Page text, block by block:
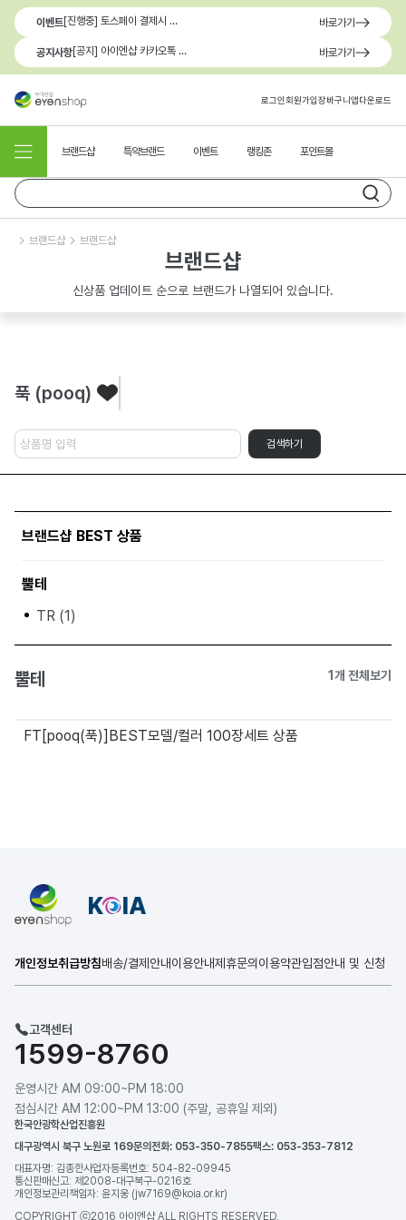
이벤트 [진행중] 토스페이 결제시 최대 1.3만원 혜택 바로가기
공지사항 [공지] 아이엔샵 카카오톡 1:1 문의 채널 이용 안내 바로가기
로그인회원가입장바구니앱다운로드
브랜드샵 특약브랜드 이벤트 랭킹존 포인트몰
브랜드샵 브랜드샵
브랜드샵
신상품 업데이트 순으로 브랜드가 나열되어 있습니다.
푹 (pooq)
검색하기
브랜드샵 BEST 상품
뿔테
TR (1)
뿔테 1개 전체보기
FT[pooq(푹)]BEST모델/컬러 100장세트 상품
개인정보취급방침배송/결제안내이용안내제휴문의 이용약관입점안내 및 신청
고객센터
1599-8760
운영시간 AM 09:00~PM 18:00
점심시간 AM 12:00~PM 13:00 (주말, 공휴일 제외)
한국안광학산업진흥원
대구광역시 북구 노원로 169문의전화: 053-350-7855팩스: 053-353-7812
대표자명: 김종한사업자등록번호: 504-82-09945
통신판매신고: 제2008-대구북구-0216호
개인정보관리책임자: 윤지웅 (jw7169@koia.or.kr)
COPYRIGHT ⓒ2016 아이엔샵 ALL RIGHTS RESERVED.